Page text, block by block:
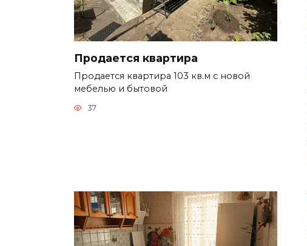
Продается квартира
Продается квартира 103 кв.м с новой
мебелью и бытовой
37